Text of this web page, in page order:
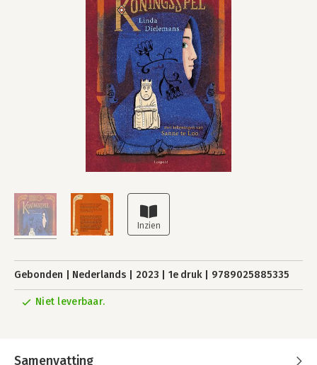
Gebonden Nederlands 2023 1e druk 9789025885335
Niet leverbaar.
Samenvatting